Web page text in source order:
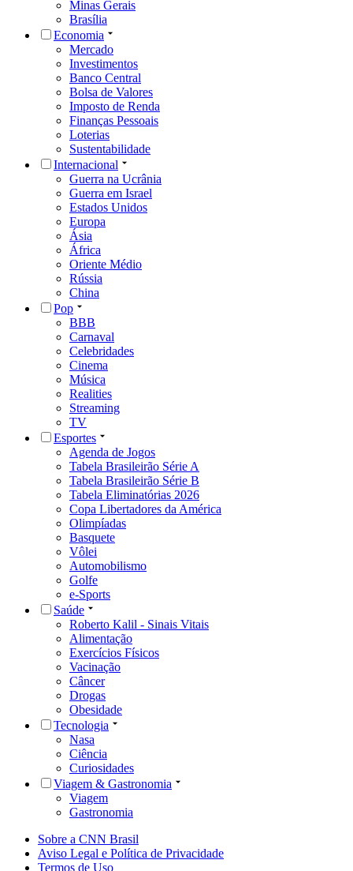
Minas Gerais
Brasília
Economia
Mercado
Investimentos
Banco Central
Bolsa de Valores
Imposto de Renda
Finanças Pessoais
Loterias
Sustentabilidade
Internacional
Guerra na Ucrânia
Guerra em Israel
Estados Unidos
Europa
Ásia
África
Oriente Médio
Rússia
China
Pop
BBB
Carnaval
Celebridades
Cinema
Música
Realities
Streaming
TV
Esportes
Agenda de Jogos
Tabela Brasileirão Série A
Tabela Brasileirão Série B
Tabela Eliminatórias 2026
Copa Libertadores da América
Olimpíadas
Basquete
Vôlei
Automobilismo
Golfe
e-Sports
Saúde
Roberto Kalil - Sinais Vitais
Alimentação
Exercícios Físicos
Vacinação
Câncer
Drogas
Obesidade
Tecnologia
Nasa
Ciência
Curiosidades
Viagem & Gastronomia
Viagem
Gastronomia
Sobre a CNN Brasil
Aviso Legal e Política de Privacidade
Termos de Uso